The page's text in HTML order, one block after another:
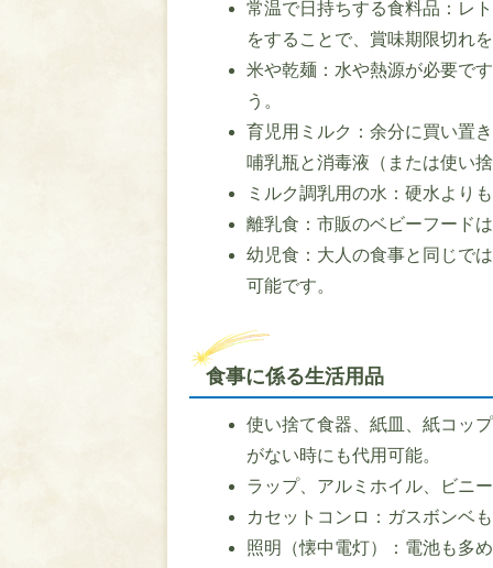
常温で日持ちする食料品：レ
をすることで、賞味期限切れ
米や乾麺：水や熱源が必要で
う。
育児用ミルク：余分に買い置
哺乳瓶と消毒液（または使い
ミルク調乳用の水：硬水より
離乳食：市販のベビーフード
幼児食：大人の食事と同じで
可能です。
食事に係る生活用品
使い捨て食器、紙皿、紙コッ
がない時にも代用可能。
ラップ、アルミホイル、ビニ
カセットコンロ：ガスボンベ
照明（懐中電灯）：電池も多